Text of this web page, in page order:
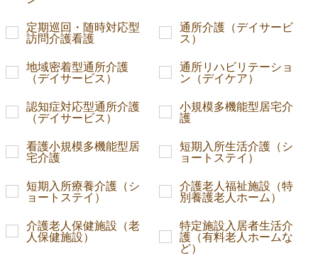
定期巡回・随時対応型
訪問介護看護
通所介護（デイサービ
ス）
地域密着型通所介護
（デイサービス）
通所リハビリテーショ
ン（デイケア）
認知症対応型通所介護
（デイサービス）
小規模多機能型居宅介
護
看護小規模多機能型居
宅介護
短期入所生活介護（シ
ョートステイ）
短期入所療養介護（シ
ョートステイ）
介護老人福祉施設（特
別養護老人ホーム）
介護老人保健施設（老
人保健施設）
特定施設入居者生活介
護（有料老人ホームな
ど）